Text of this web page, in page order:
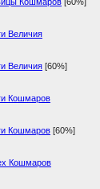
Величия
Величия [60%]
Кошмаров
Кошмаров [60%]
Кошмаров